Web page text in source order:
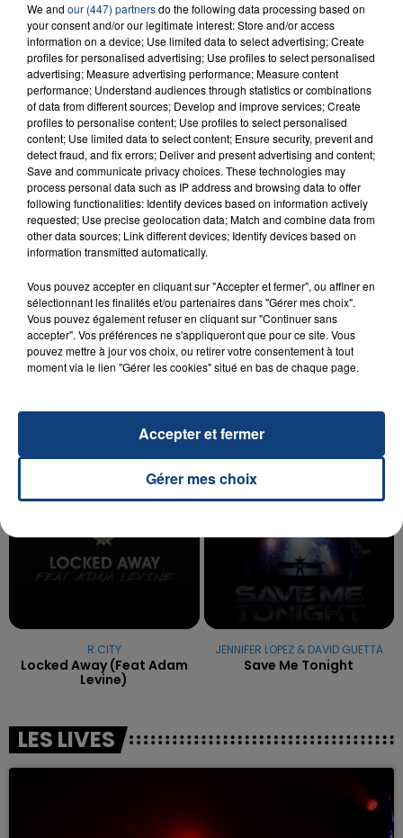
23 juillet 2026
INCENDIE MORTEL À LENS : UNE FEMME ET
SON BÉBÉ ENTRE LA VIE ET LA...
Un homme s'est immolé par le feu après avoir
aspergé sa compagne et leur bébé de trois mois
d'un liquide inflammable.
20 juillet 2026
UNE ADOLESCENTE DEVANT SE FAIRE
OPÉRER DE LA CHEVILLE RESSORT DE LA...
La famille a porté plainte contre la clinique qui a
reconnu sa responsabilité et présenté ses
TITRES DIFFUSÉS
R.CITY
Locked Away (feat Adam
Levine)
JENNIFER LOPEZ & DAVID GUETTA
Save Me Tonight
LES LIVES
We and our (447) partnersdo the following data processing based on
your consent and/or our legitimate interest: Store and/or access
information on a device; Use limited data to select advertising; Create
profiles for personalised advertising; Use profiles to select personalised
advertising; Measure advertising performance; Measure content
performance; Understand audiences through statistics or combinations
of data from different sources; Develop and improve services; Create
profiles to personalise content; Use profiles to select personalised
content; Use limited data to select content; Ensure security, prevent and
detect fraud, and fix errors; Deliver and present advertising and content;
Save and communicate privacy choices. These technologies may
process personal data such as IP address and browsing data to offer
following functionalities: Identify devices based on information actively
requested; Use precise geolocation data; Match and combine data from
other data sources; Link different devices; Identify devices based on
information transmitted automatically.
Vous pouvez accepter en cliquant sur "Accepter et fermer", ou affiner en
sélectionnant les finalités et/ou partenaires dans "Gérer mes choix".
Vous pouvez également refuser en cliquant sur "Continuer sans
accepter". Vos préférences ne s'appliqueront que pour ce site. Vous
pouvez mettre à jour vos choix, ou retirer votre consentement à tout
moment via le lien "Gérer les cookies" situé en bas de chaque page.
Gérer mes choix
Accepter et fermer